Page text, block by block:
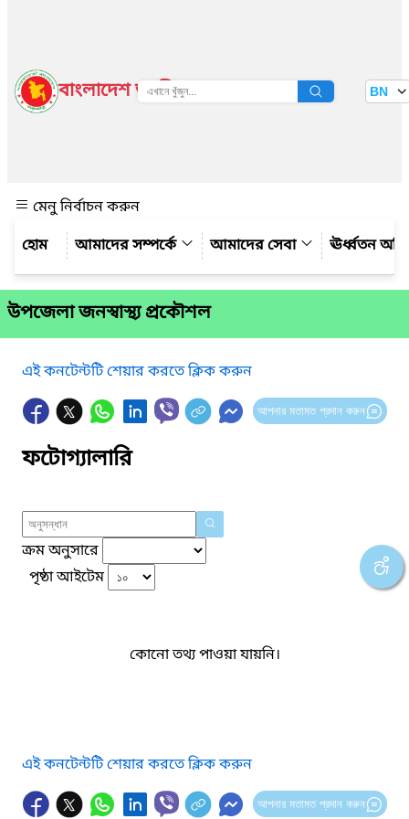
বাংলাদেশ জাতীয় তথ্য বাতায়ন BN
মেনু নির্বাচন করুন
আমাদের সম্পর্কে
আমাদের সেবা ঊর্ধ্বতন
উপজেলা জনস্বাস্থ্য প্রকৌশল
এই কনটেন্টটি শেয়ার করতে ক্লিক করুন
আপনার মতামত প্রদান করুন
ফটোগ্যালারি
ক্রম অনুসারে
পৃষ্ঠা আইটেম
কোনো তথ্য পাওয়া যায়নি।
এই কনটেন্টটি শেয়ার করতে ক্লিক করুন
আপনার মতামত প্রদান করুন